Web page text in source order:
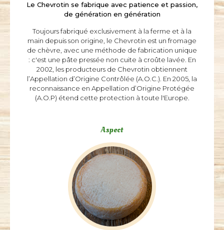
Le Chevrotin se fabrique avec patience et passion,
de génération en génération
Toujours fabriqué exclusivement à la ferme et à la
main depuis son origine, le Chevrotin est un fromage
de chèvre, avec une méthode de fabrication unique
: c'est une pâte pressée non cuite à croûte lavée. En
2002, les producteurs de Chevrotin obtiennent
l’Appellation d’Origine Contrôlée (A.O.C.). En 2005, la
reconnaissance en Appellation d’Origine Protégée
(A.O.P) étend cette protection à toute l'Europe.
Le Chevrotin se présente sous la forme d’un cylindre
Aspect